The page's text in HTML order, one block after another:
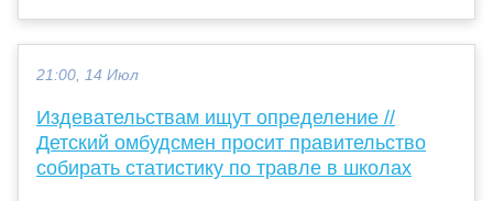
21:00, 14 Июл
Издевательствам ищут определение //
Детский омбудсмен просит правительство
собирать статистику по травле в школах